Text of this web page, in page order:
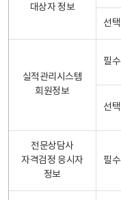
대상자 정보
선택
실적관리시스템
회원정보
필수
선택
전문상담사
자격검정 응시자
정보
필수